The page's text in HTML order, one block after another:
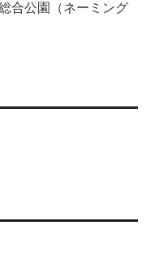
合公園（ネーミング